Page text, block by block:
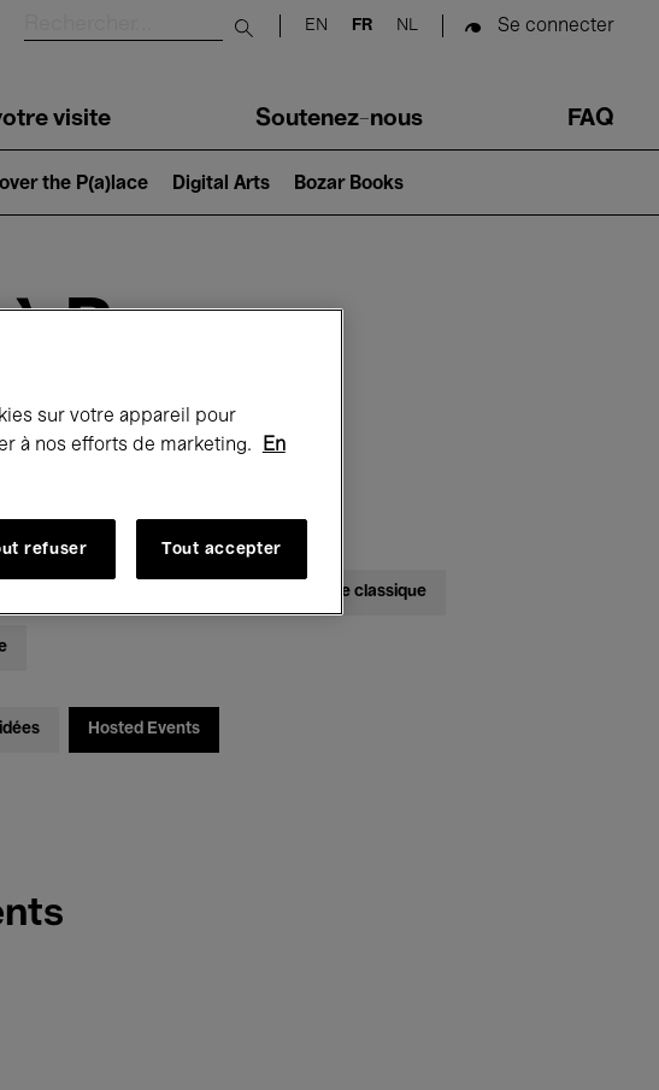
Submit search
EN FR NL Se connecter
visite Soutenez-nous FAQ
the P(a)lace Digital Arts Bozar Books
Bozar
Musique classique
Hosted Events
sur votre appareil pour
à nos efforts de marketing.
En
refuser Tout accepter